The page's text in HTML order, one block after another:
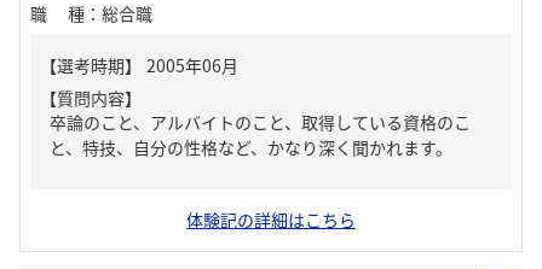
職種 ： 総合職
【質問内容】
卒論のこと、アルバイトのこと、取得している資格のこ
と、特技、自分の性格など、かなり深く聞かれます。
体験記の詳細はこちら